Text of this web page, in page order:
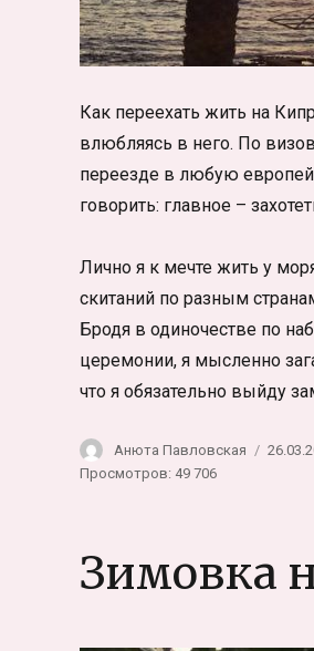
Как переехать жить на
влюбляясь в него. По
переезде в любую
говорить: главное –
Лично я к мечте жить у
скитаний по разным
Бродя в одиночестве по
церемонии, я мысленно
что я обязательно выйду
Автор
Анюта Павловская
Просмотров: 49 706
Зимовка